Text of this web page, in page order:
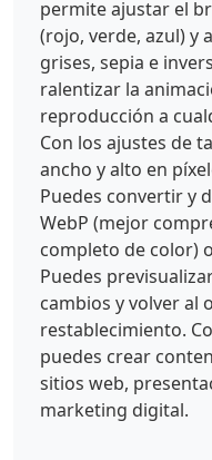
permite ajustar el
(rojo, verde, azul) y
grises, sepia e
ralentizar la
reproducción a
Con los ajustes de
ancho y alto en
Puedes convertir y
WebP (mejor
completo de color)
Puedes
cambios y volver al
restablecimiento.
puedes crear
sitios web,
marketing digital.